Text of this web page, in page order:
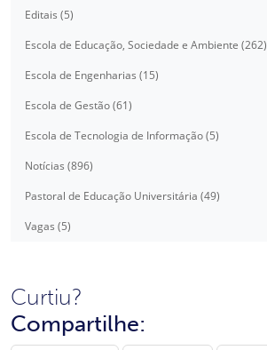
Editais (5)
Escola de Educação, Sociedade e Ambiente (262)
Escola de Engenharias (15)
Escola de Gestão (61)
Escola de Tecnologia de Informação (5)
Notícias (896)
Pastoral de Educação Universitária (49)
Vagas (5)
Curtiu?
Compartilhe: